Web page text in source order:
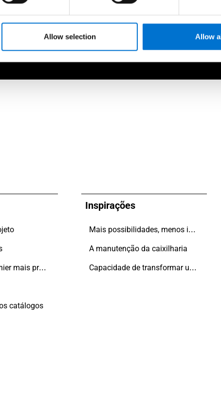
Allow selection Allow
experiência
Soluções sustentáveis ​​e ambientalmente
Consulte o Aluminier mais próximo
catálogos
Inspirações
Mais possibilidades, menos impacto
A manutenção da caixilharia
Capacidade de transformar uma tipologia tradicional, convencional, num espaço inspirador.